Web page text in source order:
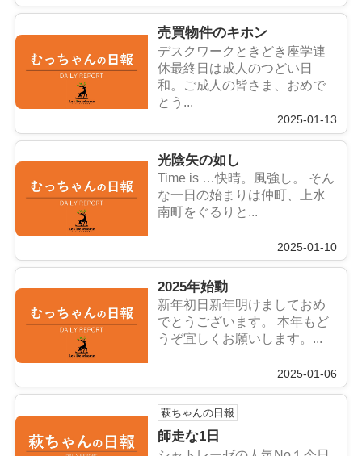
売買物件のキホン
デスクワークときどき座学連
休最終日は成人のつどい日
和。ご成人の皆さま、おめで
とう...
2025-01-13
光陰矢の如し
Time is …快晴。風強し。 そん
な一日の始まりは仲町、上水
南町をぐるりと...
2025-01-10
2025年始動
新年初日新年明けましておめ
でとうございます。 本年もど
うぞ宜しくお願いします。...
2025-01-06
萩ちゃんの日報
師走な1日